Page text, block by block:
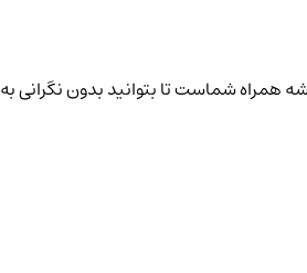
همراه شماست تا بتوانید بدون نگرانی به